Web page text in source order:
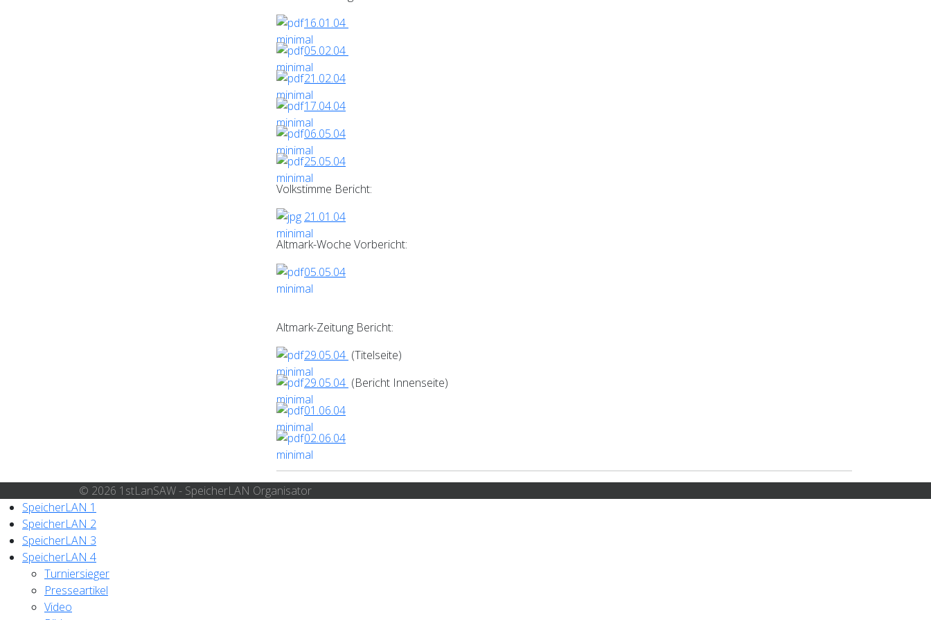
16.01.04
05.02.04
21.02.04
17.04.04
06.05.04
25.05.04
Volkstimme Bericht:
21.01.04
Altmark-Woche Vorbericht:
05.05.04
Altmark-Zeitung Bericht:
29.05.04 (Titelseite)
29.05.04 (Bericht Innenseite)
01.06.04
02.06.04
© 2026 1stLanSAW - SpeicherLAN Organisator
SpeicherLAN 1
SpeicherLAN 2
SpeicherLAN 3
SpeicherLAN 4
Turniersieger
Presseartikel
Video